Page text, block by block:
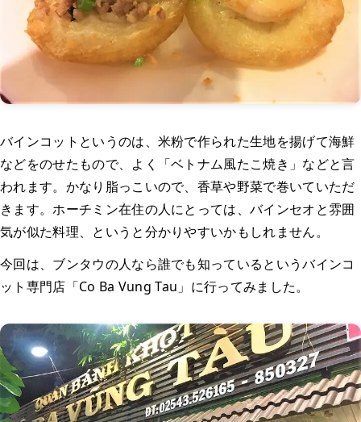
バインコットというのは、米粉で作られた生地を揚げて海鮮
などをのせたもので、よく「ベトナム風たこ焼き」などと言
われます。かなり脂っこいので、香草や野菜で巻いていただ
きます。ホーチミン在住の人にとっては、バインセオと雰囲
気が似た料理、というと分かりやすいかもしれません。
今回は、ブンタウの人なら誰でも知っているというバインコ
ット専門店「Co Ba Vung Tau」に行ってみました。